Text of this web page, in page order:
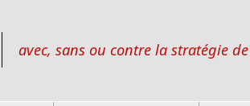
avec, sans ou contre la stratégie